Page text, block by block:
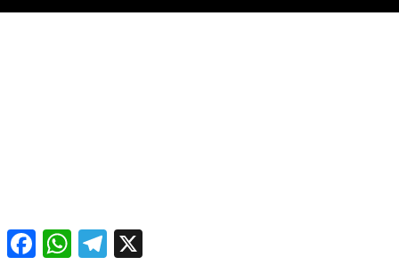
FacebookWhatsAppTelegram